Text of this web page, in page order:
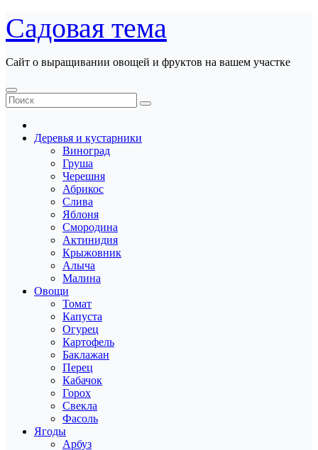
Перейти
к
содержанию
Садовая тема
Сайт о выращивании овощей и фруктов на вашем участке
Деревья и кустарники
Виноград
Груша
Черешня
Абрикос
Слива
Яблоня
Смородина
Актинидия
Крыжовник
Алыча
Малина
Овощи
Томат
Капуста
Огурец
Картофель
Баклажан
Перец
Кабачок
Горох
Свекла
Фасоль
Ягоды
Арбуз